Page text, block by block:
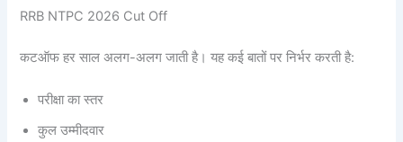
RRB NTPC 2026 Cut Off
कटऑफ हर साल अलग-अलग जाती है। यह कई बातों पर निर्भर करती है:
परीक्षा का स्तर
कुल उम्मीदवार